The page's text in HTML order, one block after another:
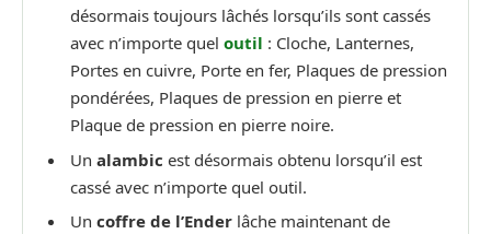
désormais toujours lâchés lorsqu’ils sont cassés
avec n’importe quel outil : Cloche, Lanternes,
Portes en cuivre, Porte en fer, Plaques de pression
pondérées, Plaques de pression en pierre et
Plaque de pression en pierre noire.
Un alambic est désormais obtenu lorsqu’il est
cassé avec n’importe quel outil.
Un coffre de l’Ender lâche maintenant de